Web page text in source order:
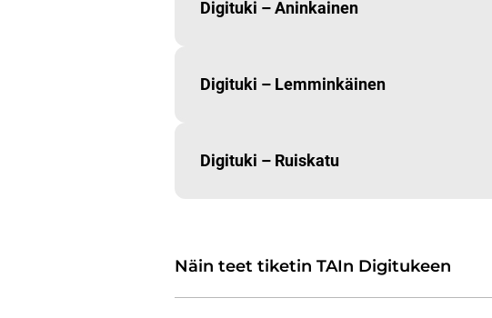
Digituki – Aninkainen
Digituki – Lemminkäinen
Digituki – Ruiskatu
Näin teet tiketin TAIn Digitukeen